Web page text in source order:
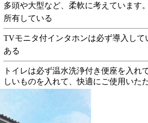
多頭や大型など、柔軟に考えています
所有している
TVモニタ付インタホンは必ず導入して
ある
トイレは必ず温水洗浄付き便座を入
しいものを入れて、快適にご使用いた